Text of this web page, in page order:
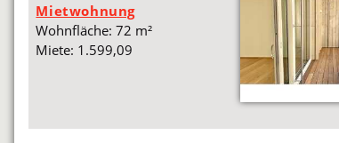
Mietwohnung
Wohnfläche: 72 m²
Miete: 1.599,09